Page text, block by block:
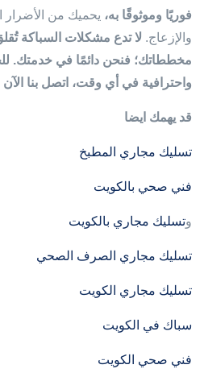
فوريًا وموثوقًا به، يحميك من الأضرار
والإزعاج. لا تدع مشكلات السباكة
مخططاتك؛ فنحن دائمًا في خدمتك.
واحترافية في أي وقت، اتصل بنا
قد يهمك ايضا
تسليك مجاري المطبخ
فني صحي بالكويت
وتسليك مجاري بالكويت
تسليك مجاري الصرف الصحي
تسليك مجاري الكويت
سباك في الكويت
فني صحي الكويت